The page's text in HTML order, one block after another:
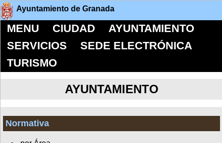
Ayuntamiento de Granada
MENU CIUDAD
AYUNTAMIENTO
SERVICIOS
SEDE ELECTRÓNICA
TURISMO
AYUNTAMIENTO
Normativa